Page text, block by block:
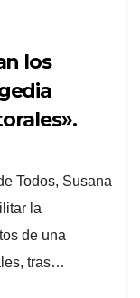
los
Todos, Susana
la
de una
tras…